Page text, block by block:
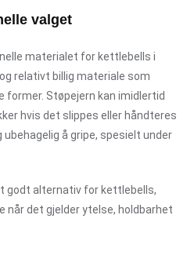
valget
materialet for kettlebells i
relativt billig materiale som
former. Støpejern kan imidlertid
hvis det slippes eller håndteres
å gripe, spesielt under
godt alternativ for kettlebells,
når det gjelder ytelse, holdbarhet